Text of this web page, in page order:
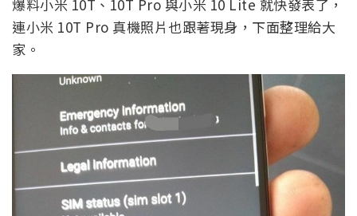
爆料小米 10T、10T Pro 與小米 10 Lite 就快發表了，
連小米 10T Pro 真機照片也跟著現身，下面整理給大
家。